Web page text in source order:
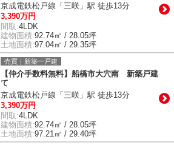
京成電鉄松戸線「三咲」駅 徒歩13分
3,390万円
間取:4LDK
建物面積:92.74㎡ / 28.05坪
土地面積:97.04㎡ / 29.35坪
売買｜新築一戸建
【仲介手数料無料】船橋市大穴南 新築戸建
て
京成電鉄松戸線「三咲」駅 徒歩13分
3,390万円
間取:4LDK
建物面積:92.74㎡ / 28.05坪
土地面積:97.21㎡ / 29.40坪